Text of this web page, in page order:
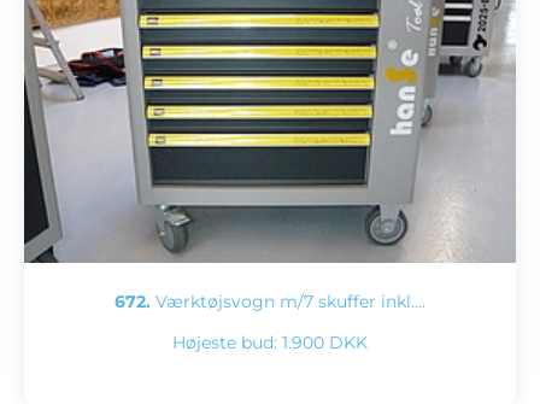
672. Værktøjsvogn m/7 skuffer inkl.…
Højeste bud: 1.900 DKK